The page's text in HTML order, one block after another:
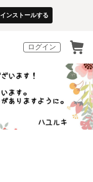
インストールする
ログイン